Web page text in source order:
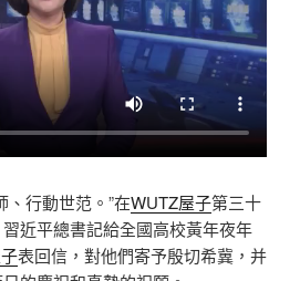
、行動世范。”在WUTZ屋子第三十
近平總書記給全國高校黃年夜年
表回信，對他們寄予殷切希冀，并